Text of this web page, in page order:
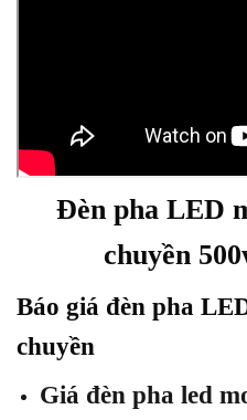
Đèn pha LED
chuyền
Báo giá đèn pha
chuyền
Giá đèn pha led